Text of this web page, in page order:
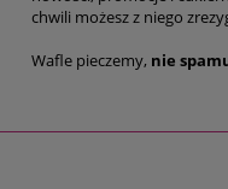
chwili możesz z
Wafle pieczemy, nie